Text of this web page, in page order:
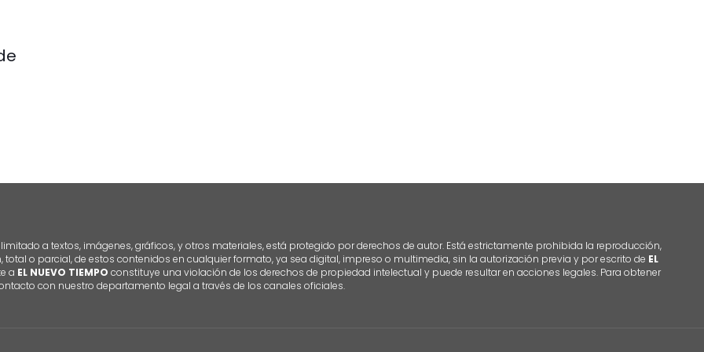
a textos, imágenes, gráficos, y otros materiales, está protegido por derechos de autor. Está estrictamente prohibida la reproducción,
o parcial, de estos contenidos en cualquier formato, ya sea digital, impreso o multimedia, sin la autorización previa y por escrito de EL
a EL NUEVO TIEMPO constituye una violación de los derechos de propiedad intelectual y puede resultar en acciones legales. Para obtener
con nuestro departamento legal a través de los canales oficiales.